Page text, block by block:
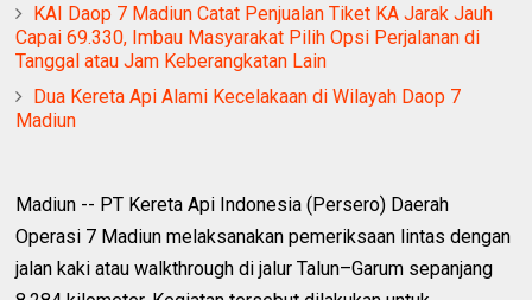
KAI Daop 7 Madiun Catat Penjualan Tiket KA Jarak Jauh
Capai 69.330, Imbau Masyarakat Pilih Opsi Perjalanan di
Tanggal atau Jam Keberangkatan Lain
Dua Kereta Api Alami Kecelakaan di Wilayah Daop 7
Madiun
Madiun -- PT Kereta Api Indonesia (Persero) Daerah
Operasi 7 Madiun melaksanakan pemeriksaan lintas dengan
jalan kaki atau walkthrough di jalur Talun–Garum sepanjang